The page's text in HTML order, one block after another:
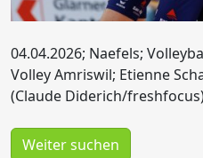
04.04.2026; Naefels;
Volley Amriswil; Etienne
(Claude Diderich/
Weiter suchen